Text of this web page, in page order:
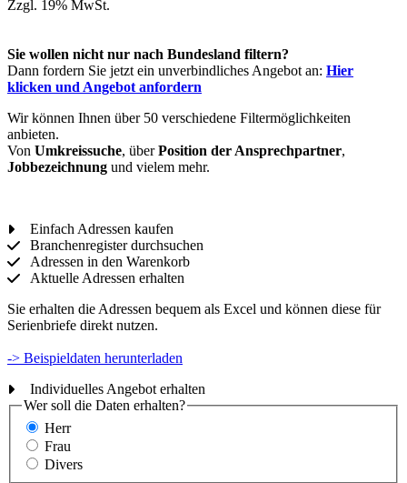
Zzgl. 19% MwSt.
Sie wollen nicht nur nach Bundesland filtern?
Dann fordern Sie jetzt ein unverbindliches Angebot an: Hier
klicken und Angebot anfordern
Wir können Ihnen über 50 verschiedene Filtermöglichkeiten
anbieten.
Von Umkreissuche, überPosition der Ansprechpartner,
Jobbezeichnung und vielem mehr.
Einfach Adressen kaufen
Branchenregister durchsuchen
Adressen in den Warenkorb
Aktuelle Adressen erhalten
Sie erhalten die Adressen bequem als Excel und können diese für
Serienbriefe direkt nutzen.
-> Beispieldaten herunterladen
Individuelles Angebot erhalten
Wer soll die Daten erhalten?
Herr
Frau
Divers